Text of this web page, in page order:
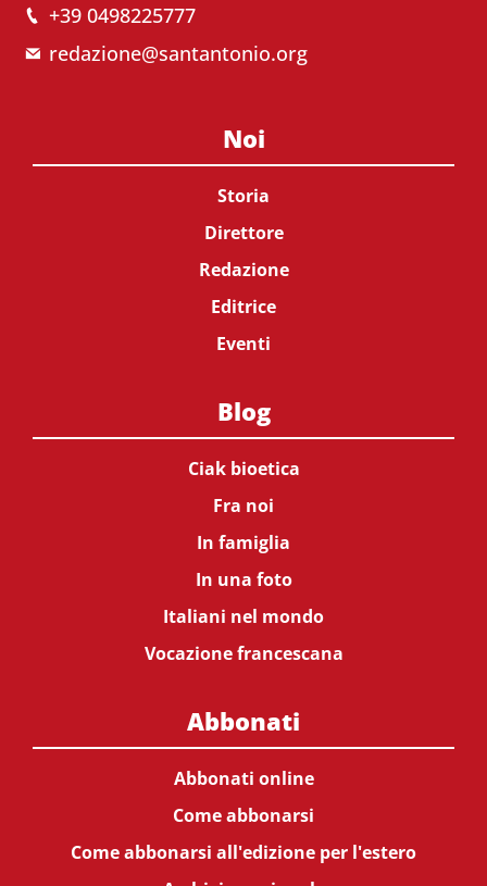
+39 0498225777
redazione@santantonio.org
Noi
Storia
Direttore
Redazione
Editrice
Eventi
Blog
Ciak bioetica
Fra noi
In famiglia
In una foto
Italiani nel mondo
Vocazione francescana
Abbonati
Abbonati online
Come abbonarsi
Come abbonarsi all'edizione per l'estero